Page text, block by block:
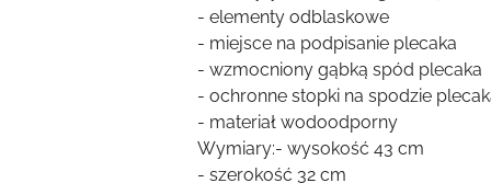
- elementy odblaskowe
- miejsce na podpisanie plecaka
- wzmocniony gąbką spód plecaka
- ochronne stopki na spodzie
- materiał wodoodporny
Wymiary:- wysokość 43 cm
- szerokość 32 cm